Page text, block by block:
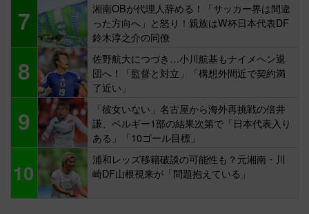
7
湘南OBが代理人辞める！「サッカー界は間違
った方向へ」と怒り！親族はW杯日本代表DF
鈴木淳之介の同僚
8
佐野航大につづき…小川航基もナイメヘン退
団へ！「監督と対立」「構想外間近で契約満
了近い」
9
「彼女いない」名古屋から海外再挑戦の倍井
謙、ベルギー1部の結果次第で「日本代表入り
ある」「10ゴール目標」
10
浦和レッズ移籍破談の可能性も？元湘南・川
崎DF山根視来が「問題抱えている」